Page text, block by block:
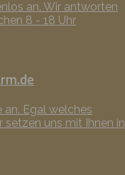
an. Wir antworten
8 - 18 Uhr
an. Egal welches
setzen uns mit Ihnen in